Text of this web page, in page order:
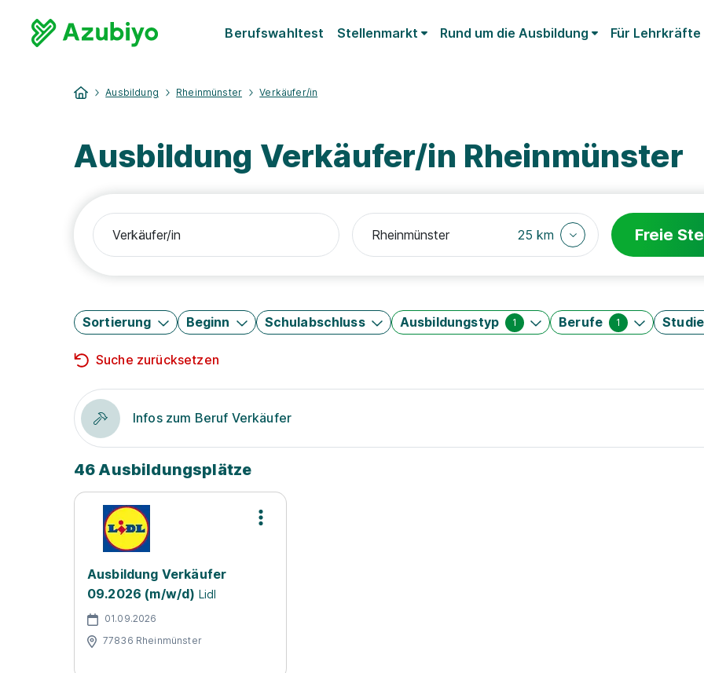
Berufswahltest Stellenmarkt Rund um die Ausbildung Für Lehrkräfte
Ausbildung Rheinmünster Verkäufer/in
Ausbildung Verkäufer/in Rheinmünster
25 km Freie
Sortierung Beginn Schulabschluss Ausbildungstyp 1 Berufe 1
Suche zurücksetzen
Infos zum Beruf Verkäufer
46 Ausbildungsplätze
Ausbildung Verkäufer
09.2026 (m/w/d) Lidl
01.09.2026
77836 Rheinmünster